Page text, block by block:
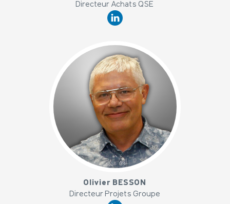
Directeur Achats QSE
Olivier BESSON
Directeur Projets Groupe